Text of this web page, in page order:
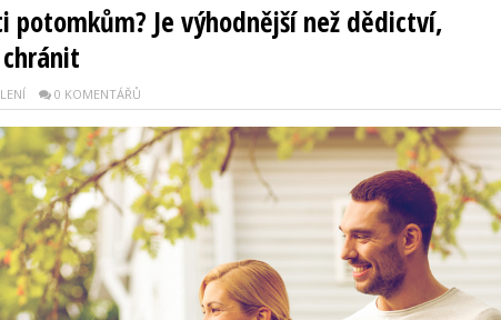
potomkům? Je výhodnější než dědictví,
0 KOMENTÁŘŮ